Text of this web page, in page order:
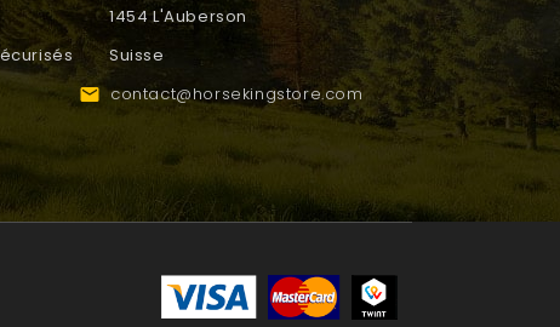
1454 L'Auberson
Suisse
 contact@horsekingstore.com